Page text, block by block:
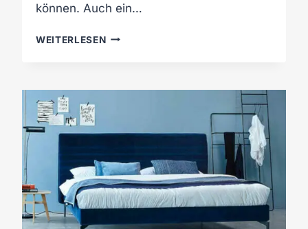
können. Auch ein…
WEITERLESENH
G
Z
I
N
„
Q